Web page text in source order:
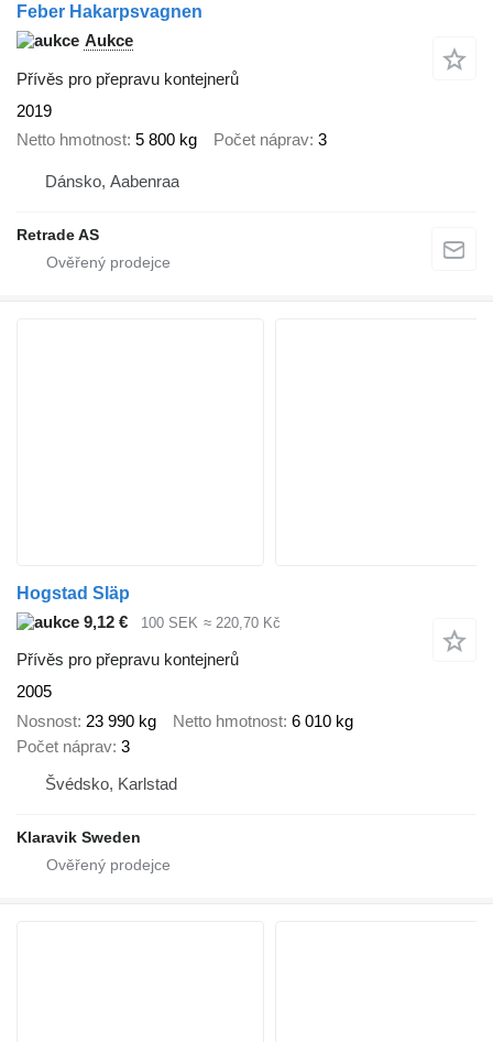
Feber Hakarpsvagnen
Aukce
Přívěs pro přepravu kontejnerů
2019
Netto hmotnost 5 800 kg Počet náprav 3
Dánsko, Aabenraa
Retrade AS
Hogstad Släp
9,12 €
100 SEK ≈ 220,70 Kč
Přívěs pro přepravu kontejnerů
2005
Nosnost 23 990 kg Netto hmotnost 6 010 kg
Počet náprav 3
Švédsko, Karlstad
Klaravik Sweden